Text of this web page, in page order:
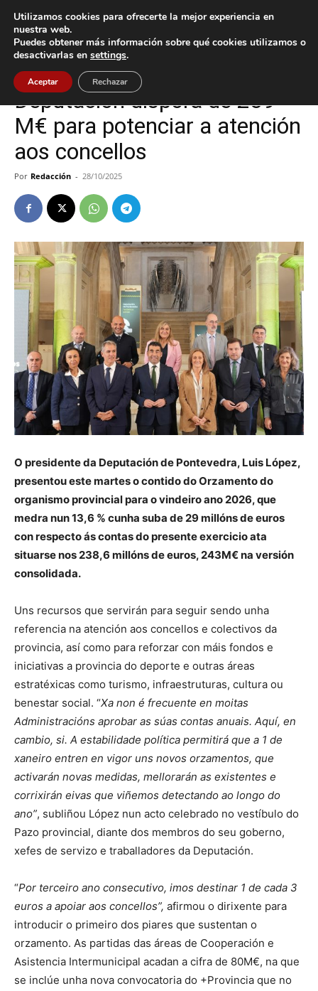
Inicio Gondomar
Gondomar
Deputación disporá de 239
M€ para potenciar a atención
aos concellos
Por Redacción - 28/10/2025
O presidente da Deputación de Pontevedra, Luis López,
presentou este martes o contido do Orzamento do
organismo provincial para o vindeiro ano 2026, que
medra nun 13,6 % cunha suba de 29 millóns de euros
con respecto ás contas do presente exercicio ata
situarse nos 238,6 millóns de euros, 243M€ na versión
consolidada.
Uns recursos que servirán para seguir sendo unha
referencia na atención aos concellos e colectivos da
provincia, así como para reforzar con máis fondos e
iniciativas a provincia do deporte e outras áreas
estratéxicas como turismo, infraestruturas, cultura ou
benestar social. “Xa non é frecuente en moitas
Administracións aprobar as súas contas anuais. Aquí, en
cambio, si. A estabilidade política permitirá que a 1 de
xaneiro entren en vigor uns novos orzamentos, que
activarán novas medidas, mellorarán as existentes e
corrixirán eivas que viñemos detectando ao longo do
ano”, subliñou López nun acto celebrado no vestíbulo do
Pazo provincial, diante dos membros do seu goberno,
xefes de servizo e traballadores da Deputación.
“Por terceiro ano consecutivo, imos destinar 1 de cada 3
euros a apoiar aos concellos”, afirmou o dirixente para
introducir o primeiro dos piares que sustentan o
orzamento. As partidas das áreas de Cooperación e
Asistencia Intermunicipal acadan a cifra de 80M€, na que
se inclúe unha nova convocatoria do +Provincia que no
Utilizamos cookies para ofrecerte la mejor experiencia en
nuestra web.
Puedes obtener más información sobre qué cookies utilizamos o
desactivarlas en settings.
Aceptar Rechazar